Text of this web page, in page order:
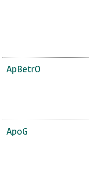
ApBetrO
ApoG